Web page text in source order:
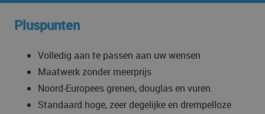
Pluspunten
Volledig aan te passen aan uw wensen
Maatwerk zonder meerprijs
Noord-Europees grenen, douglas en vuren.
Standaard hoge, zeer degelijke en drempelloze